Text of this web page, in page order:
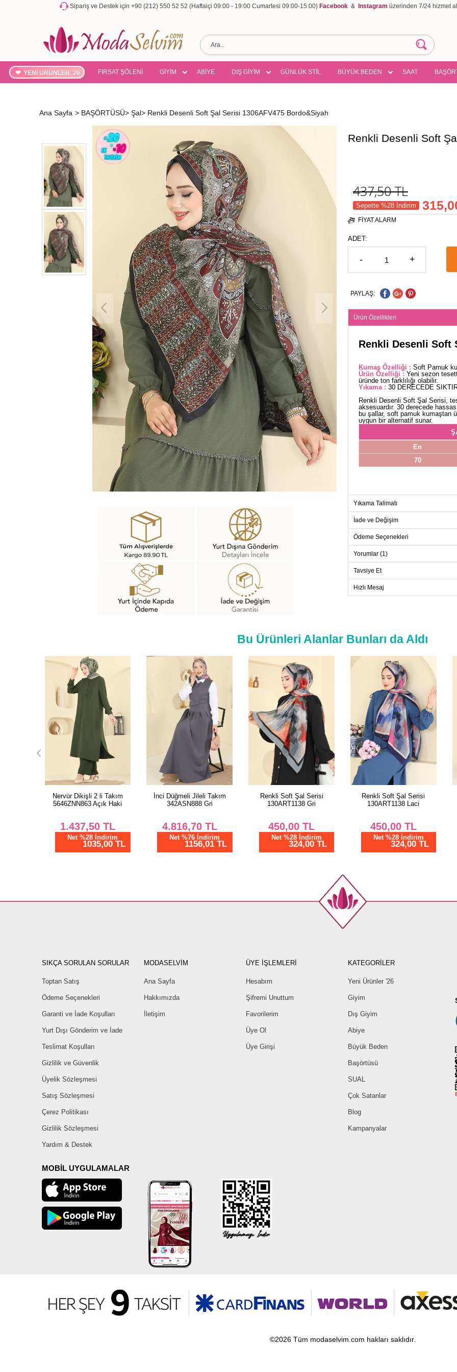
Sipariş ve Destek için +90 (212) 550 52 52 (Haftaiçi 09:00 - 19:00 Cumartesi 09:00-15:00) Facebook & Instagram üzerinden 7/24 hizmet
YENİ ÜRÜNLER '26 FIRSAT ŞÖLENİ GİYİM ABİYE DIŞ GİYİM GÜNLÜK STİL BÜYÜK BEDEN SAAT
Ana Sayfa > BAŞÖRTÜSÜ> Şal> Renkli Desenli Soft Şal Serisi 1306AFV475 Bordo&Siyah
Renkli Desenli Soft
437,50TL
Sepette %28 İndirim
FIYAT ALARM
ADET:
- +
PAYLAŞ:
Ürün Özellikleri
Renkli Desenli Soft
Kumaş Özelliği : Soft Pamuk
Ürün Özelliği : Yeni sezon
üründe ton farklılığı olabilir.
Yıkama : 30 DERECEDE
Renkli Desenli Soft Şal Serisi,
aksesuardır. 30 derecede
bu şallar, soft pamuk kumaştan
uygun bir alternatif sunar.
En
70
Yıkama Talimatı
İade ve Değişim
Ödeme Seçenekleri
Yorumlar (1)
Tavsiye Et
Hızlı Mesaj
Bu Ürünleri Alanlar Bunları da Aldı
İnci Düğmeli Jileli Takım
342ASN888 Gri
4.816,70TL
Net %76 İndirim
1156,01 TL
Renkli Soft Şal Serisi
130ART1138 Gri
450,00TL
Net %28 İndirim
324,00 TL
Renkli Soft Şal Serisi
130ART1138 Laci
450,00 TL
Net %28 İndirim
324,00 TL
Terikoton 2 li Jile Takım
348ASN888 Laci
4.250,04TL
Net %76 İndirim
1020,01 TL
SIKÇA SORULAN SORULAR
Toptan Satış
Ödeme Seçenekleri
Garanti ve İade Koşulları
Yurt Dışı Gönderim ve İade
Teslimat Koşulları
Gizlilik ve Güvenlik
Üyelik Sözleşmesi
Satış Sözleşmesi
Çerez Politikası
Gizlilik Sözleşmesi
Yardım & Destek
MODASELVİM
Ana Sayfa
Hakkımızda
İletişim
ÜYE İŞLEMLERİ
Hesabım
Şifremi Unuttum
Favorilerim
Üye Ol
Üye Girişi
KATEGORİLER
Yeni Ürünler '26
Giyim
Dış Giyim
Abiye
Büyük Beden
Başörtüsü
SUAL
Çok Satanlar
Blog
Kampanyalar
MOBİL UYGULAMALAR
©2026 Tüm modaselvim.com hakları saklıdır.